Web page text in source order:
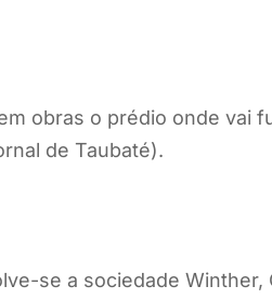
obras o prédio onde vai
de Taubaté).
se a sociedade Winther,